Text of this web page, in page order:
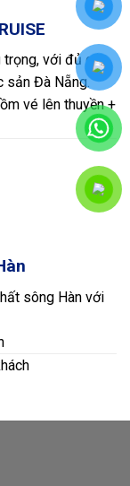
trọng, với đủ các
sản Đà Nẵng.
vé lên thuyền +
sông Hàn với